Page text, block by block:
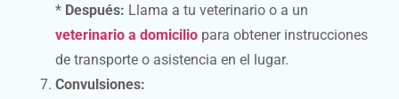
* Después: Llama a tu veterinario o a un
veterinario a domicilio para obtener instrucciones
de transporte o asistencia en el lugar.
Convulsiones: